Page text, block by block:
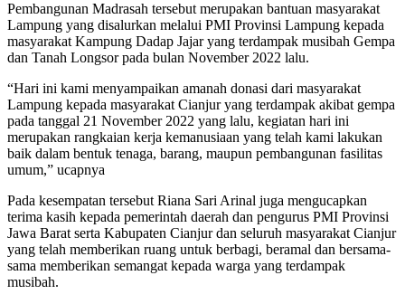
Pembangunan Madrasah tersebut merupakan bantuan masyarakat
Lampung yang disalurkan melalui PMI Provinsi Lampung kepada
masyarakat Kampung Dadap Jajar yang terdampak musibah Gempa
dan Tanah Longsor pada bulan November 2022 lalu.
“Hari ini kami menyampaikan amanah donasi dari masyarakat
Lampung kepada masyarakat Cianjur yang terdampak akibat gempa
pada tanggal 21 November 2022 yang lalu, kegiatan hari ini
merupakan rangkaian kerja kemanusiaan yang telah kami lakukan
baik dalam bentuk tenaga, barang, maupun pembangunan fasilitas
umum,” ucapnya
Pada kesempatan tersebut Riana Sari Arinal juga mengucapkan
terima kasih kepada pemerintah daerah dan pengurus PMI Provinsi
Jawa Barat serta Kabupaten Cianjur dan seluruh masyarakat Cianjur
yang telah memberikan ruang untuk berbagi, beramal dan bersama-
sama memberikan semangat kepada warga yang terdampak
musibah.